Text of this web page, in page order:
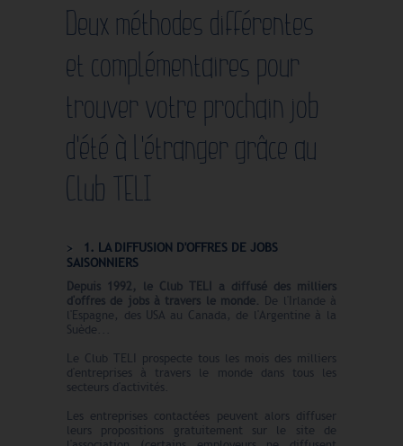
Deux méthodes différentes
et complémentaires pour
trouver votre prochain job
d'été à l'étranger grâce au
Club TELI
1. LA DIFFUSION D'OFFRES DE JOBS
SAISONNIERS
Depuis 1992, le Club TELI a diffusé des milliers
d'offres de jobs à travers le monde.
De l'Irlande à
l'Espagne, des USA au Canada, de l'Argentine à la
Suède...
Le Club TELI prospecte tous les mois des milliers
d'entreprises à travers le monde dans tous les
secteurs d'activités.
Les entreprises contactées peuvent alors diffuser
leurs propositions gratuitement sur le site de